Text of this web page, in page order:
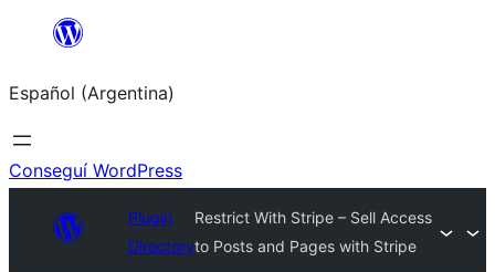
Saltar
contenido
Español (Argentina)
Conseguí WordPress
Plugin
Directory
Restrict With Stripe – Sell Access
to Posts and Pages with Stripe